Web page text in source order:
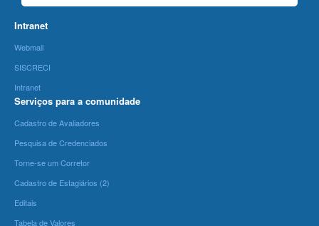
Intranet
Webmail
SISCRECI
Intranet
Serviços para a comunidade
Cadastro de Avaliadores
Pesquisa de Credenciados
Torne-se um Corretor
Cadastro de Estagiários (2)
Editais
Tabela de Valores